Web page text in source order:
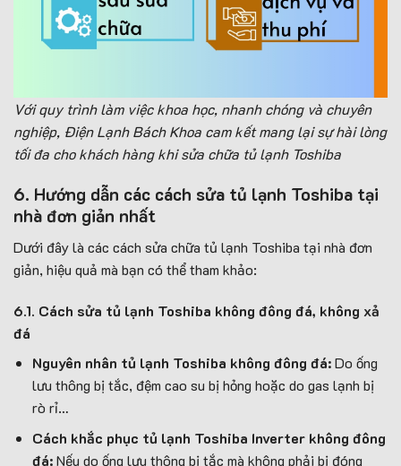
Với quy trình làm việc khoa học, nhanh chóng và chuyên
nghiệp, Điện Lạnh Bách Khoa cam kết mang lại sự hài lòng
tối đa cho khách hàng khi sửa chữa tủ lạnh Toshiba
6. Hướng dẫn các cách sửa tủ lạnh Toshiba tại
nhà đơn giản nhất
Dưới đây là các cách sửa chữa tủ lạnh Toshiba tại nhà đơn
giản, hiệu quả mà bạn có thể tham khảo:
6.1. Cách sửa tủ lạnh Toshiba không đông đá, không xả
đá
Nguyên nhân tủ lạnh Toshiba không đông đá:Do ống
lưu thông bị tắc, đệm cao su bị hỏng hoặc do gas lạnh bị
rò rỉ…
Cách khắc phục tủ lạnh Toshiba Inverter không đông
đá:Nếu do ống lưu thông bị tắc mà không phải bị đóng